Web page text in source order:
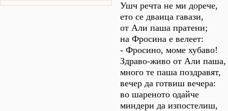
Ушч речта не ми дорече,
ето се дваица гавази,
от Али паша пратени;
на Фросина е велеет:
- Фросино, моме хубаво!
Здраво-живо от Али паша,
много те паша поздравят,
вечер да готвиш вечера:
во шареното одайче
миндери да изпостелиш,